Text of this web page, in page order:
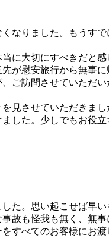
なりました。もうす
に大切にすべきだと
が慰安旅行から無事
ご訪問させていただい
見させていただきまし
した。少しでもお役
た。思い起こせば早
故も怪我も無く、無
すべてのお客様にお